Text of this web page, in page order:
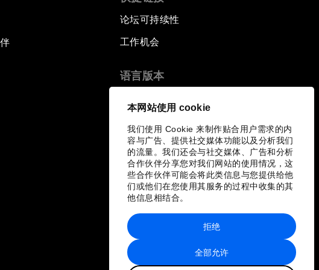
本网站使用 cookie
我们使用 Cookie 来制作贴合用户需求的内
容与广告、提供社交媒体功能以及分析我们
的流量。我们还会与社交媒体、广告和分析
合作伙伴分享您对我们网站的使用情况，这
些合作伙伴可能会将此类信息与您提供给他
们或他们在您使用其服务的过程中收集的其
他信息相结合。
全部允许
拒绝
论坛可持续性
工作机会
语言版本